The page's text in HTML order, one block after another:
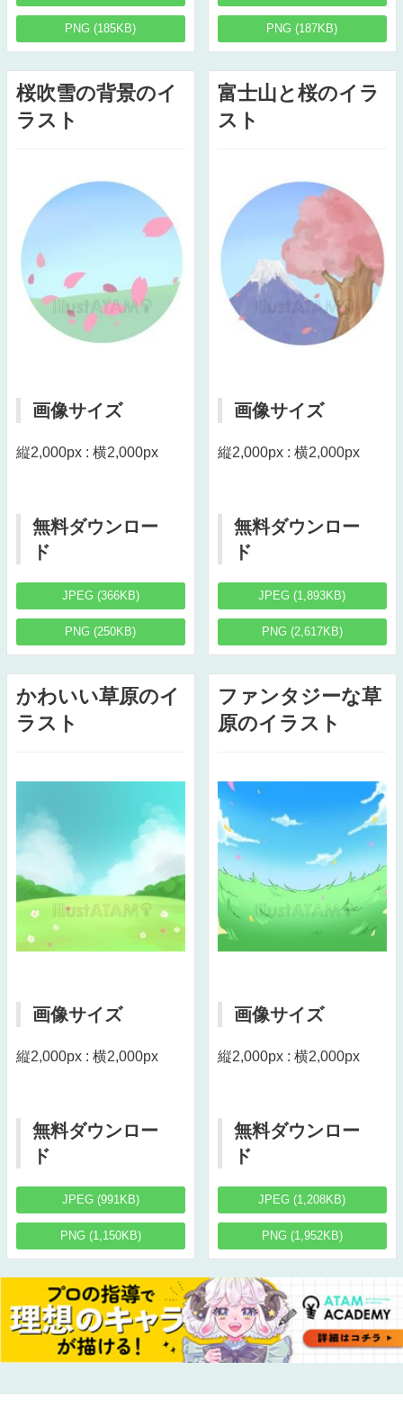
PNG (185KB) PNG (187KB)
桜吹雪の背景のイ
ラスト
画像サイズ
縦2,000px : 横2,000px
無料ダウンロー
ド
JPEG (366KB)
PNG (250KB)
富士山と桜のイラ
スト
画像サイズ
縦2,000px : 横2,000px
無料ダウンロー
ド
JPEG (1,893KB)
PNG (2,617KB)
かわいい草原のイ
ラスト
画像サイズ
縦2,000px : 横2,000px
無料ダウンロー
ド
JPEG (991KB)
PNG (1,150KB)
ファンタジーな草
原のイラスト
画像サイズ
縦2,000px : 横2,000px
無料ダウンロー
ド
JPEG (1,208KB)
PNG (1,952KB)